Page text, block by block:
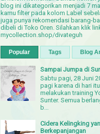
blog ini dikategorikan menjadi 7
kamu filter pada kolom Label
juga punya rekomendasi barang-
dibeli di Toko Oren. Silahkan klik
mycollection.shop/divateguh
Popular Tags Blog
Sampai Jumpa di
Sabtu pagi, 28 Juni
pagi karena di hari
melakukan training
Sunter. Semua
b...
Cidera Kelingking
Berkepanjangan